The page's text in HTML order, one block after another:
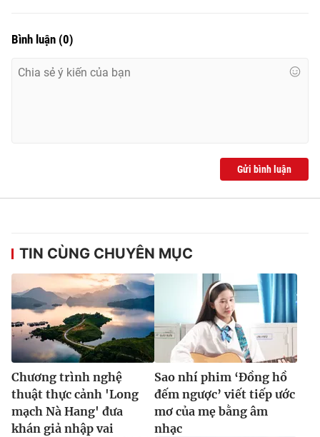
Bình luận (0)
Gửi bình luận
TIN CÙNG CHUYÊN MỤC
Chương trình nghệ
thuật thực cảnh 'Long
mạch Nà Hang' đưa
khán giả nhập vai
Sao nhí phim ‘Đồng hồ
đếm ngược’ viết tiếp ước
mơ của mẹ bằng âm
nhạc